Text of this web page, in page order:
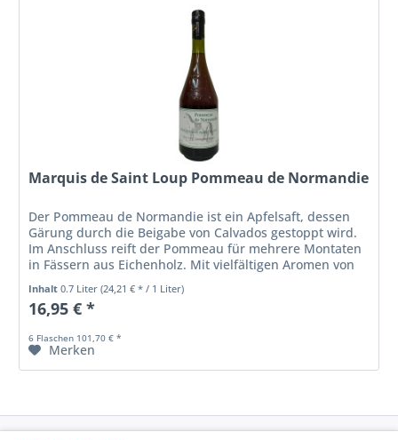
Marquis de Saint Loup Pommeau de Normandie
Der Pommeau de Normandie ist ein Apfelsaft, dessen
Gärung durch die Beigabe von Calvados gestoppt wird.
Im Anschluss reift der Pommeau für mehrere Montaten
in Fässern aus Eichenholz. Mit vielfältigen Aromen von
roten Äpfeln und frischem...
Inhalt0.7 Liter(24,21 € * / 1 Liter)
16,95 € *
6 Flaschen 101,70 € *
Merken